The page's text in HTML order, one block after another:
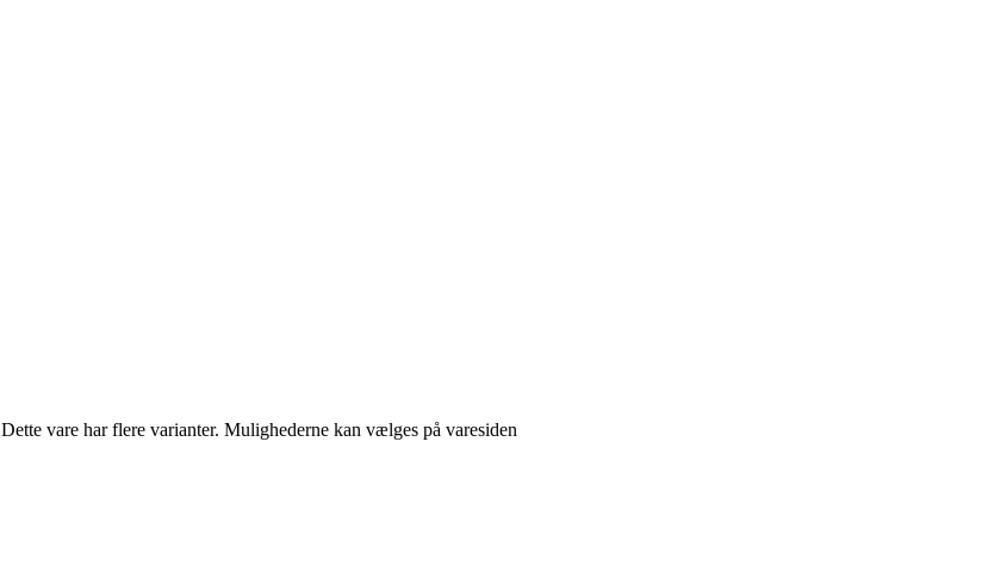
Dette vare har flere varianter. Mulighederne kan vælges på varesiden